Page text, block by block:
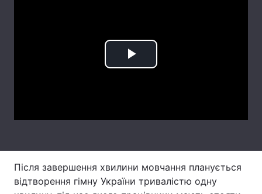
Тема оформлення
Play
Після завершення хвилини мовчання планується
відтворення гімну України тривалістю одну